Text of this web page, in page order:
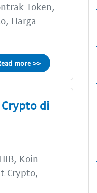
Token,
Harga
more >>
di
Koin
Crypto,